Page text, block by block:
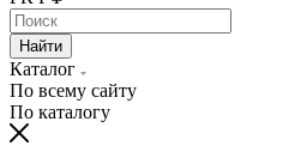
Найти
Каталог
По всему сайту
По каталогу